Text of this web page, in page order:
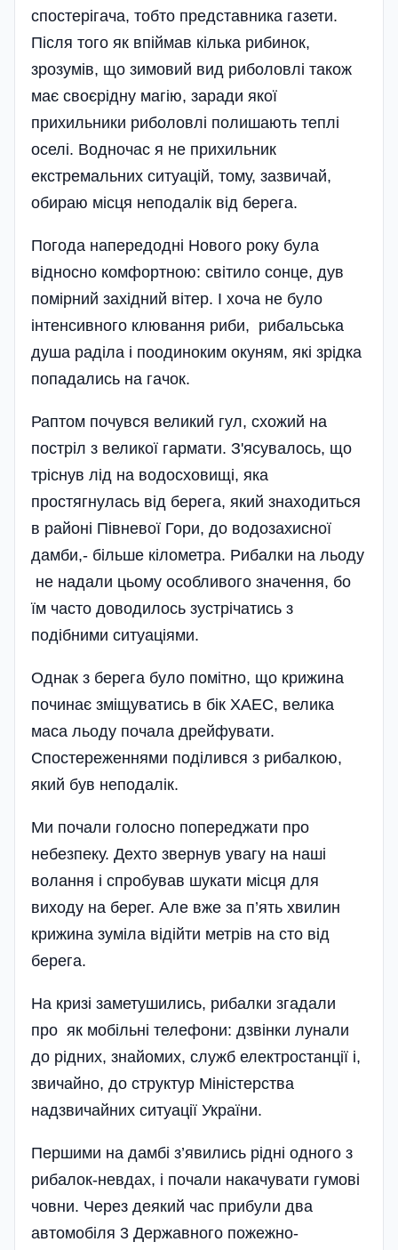
спостерігача, тобто представника газети.
Після того як впіймав кілька рибинок,
зрозумів, що зимовий вид риболовлі також
має своєрідну магію, заради якої
прихильники риболовлі полишають теплі
оселі. Водночас я не прихильник
екстремальних ситуацій, тому, зазвичай,
обираю місця неподалік від берега.
Погода напередодні Нового року була
відносно комфортною: світило сонце, дув
помірний західний вітер. І хоча не було
інтенсивного клювання риби, рибальська
душа раділа і поодиноким окуням, які зрідка
попадались на гачок.
Раптом почувся великий гул, схожий на
постріл з великої гармати. З'ясувалось, що
тріснув лід на водосховищі, яка
простягнулась від берега, який знаходиться
в районі Півневої Гори, до водозахисної
дамби,- більше кілометра. Рибалки на льоду
не надали цьому особливого значення, бо
їм часто доводилось зустрічатись з
подібними ситуаціями.
Однак з берега було помітно, що крижина
починає зміщуватись в бік ХАЕС, велика
маса льоду почала дрейфувати.
Спостереженнями поділився з рибалкою,
який був неподалік.
Ми почали голосно попереджати про
небезпеку. Дехто звернув увагу на наші
волання і спробував шукати місця для
виходу на берег. Але вже за п’ять хвилин
крижина зуміла відійти метрів на сто від
берега.
На кризі заметушились, рибалки згадали
про як мобільні телефони: дзвінки лунали
до рідних, знайомих, служб електростанції і,
звичайно, до структур Міністерства
надзвичайних ситуації України.
Першими на дамбі з’явились рідні одного з
рибалок-невдах, і почали накачувати гумові
човни. Через деякий час прибули два
автомобіля 3 Державного пожежно-